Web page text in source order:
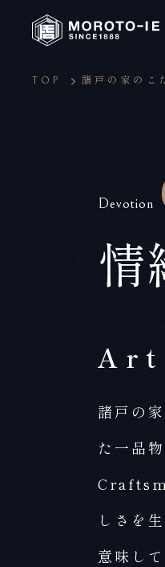
TOP 諸戸の家のこ
Devotion
情
Art
諸戸の
た一品
しさを
意味し